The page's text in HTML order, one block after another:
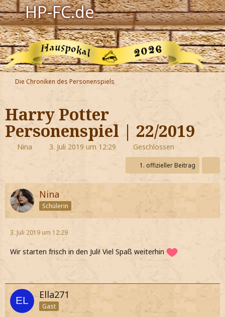
HP-FC.de
Navigation
Harry Potter
Der HP-FC
Hogwarts
Zauberwelt
Willkommen
Jetzt Fanclub-Mitglied werden!
Die Chroniken des Personenspiels
Harry Potter
Personenspiel | 22/2019
Nina 3. Juli 2019 um 12:29 Geschlossen
1. offizieller Beitrag
Nina
Schülerin
3. Juli 2019 um 12:29
Wir starten frisch in den Juli! Viel Spaß weiterhin
Ella271
Gast